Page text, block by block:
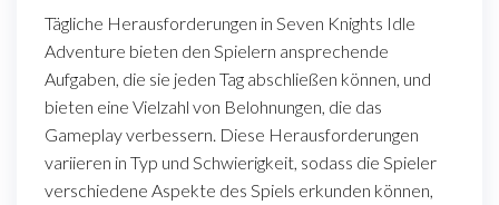
Tägliche Herausforderungen in Seven Knights Idle
Adventure bieten den Spielern ansprechende
Aufgaben, die sie jeden Tag abschließen können, und
bieten eine Vielzahl von Belohnungen, die das
Gameplay verbessern. Diese Herausforderungen
variieren in Typ und Schwierigkeit, sodass die Spieler
verschiedene Aspekte des Spiels erkunden können,